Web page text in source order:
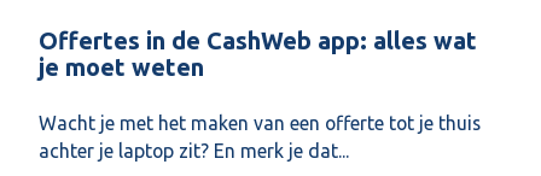
Offertes in de CashWeb app: alles wat
je moet weten
Wacht je met het maken van een offerte tot je thuis
achter je laptop zit? En merk je dat...